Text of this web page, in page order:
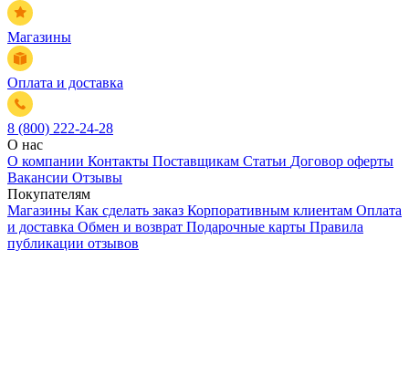
Магазины
Оплата и доставка
8 (800) 222-24-28
О нас
О компании Контакты Поставщикам Статьи Договор оферты
Вакансии Отзывы
Покупателям
Магазины Как сделать заказ Корпоративным клиентам Оплата
и доставка Обмен и возврат Подарочные карты Правила
публикации отзывов